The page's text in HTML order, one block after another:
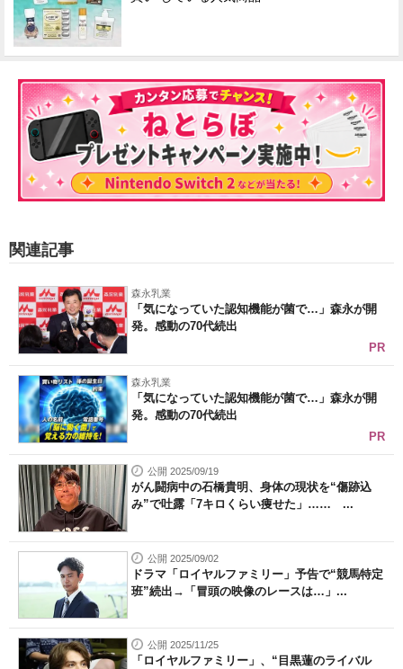
関連記事
森永乳業
「気になっていた認知機能が菌で…」森永が開
発。感動の70代続出
PR
森永乳業
「気になっていた認知機能が菌で…」森永が開
発。感動の70代続出
PR
公開 2025/09/19
がん闘病中の石橋貴明、身体の現状を“傷跡込
み”で吐露「7キロくらい痩せた」…… ...
公開 2025/09/02
ドラマ「ロイヤルファミリー」予告で“競馬特定
班”続出→「冒頭の映像のレースは…」...
公開 2025/11/25
「ロイヤルファミリー」、“目黒蓮のライバル